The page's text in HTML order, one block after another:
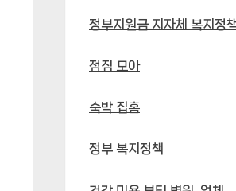
정부지원금 지자체 복지정
점짐 모아
숙박 집홈
정부 복지정책